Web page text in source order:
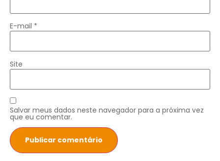
E-mail *
Site
Salvar meus dados neste navegador para a próxima vez
que eu comentar.